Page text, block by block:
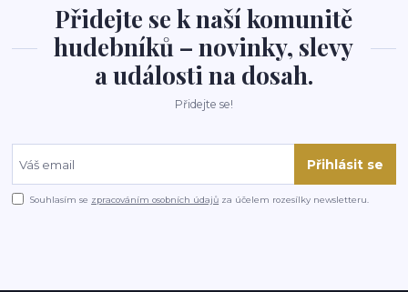
Přidejte se k naší komunitě
hudebníků – novinky, slevy
a události na dosah.
Přidejte se!
Přihlásit se
Souhlasím se zpracováním osobních údajů za účelem rozesílky newsletteru.